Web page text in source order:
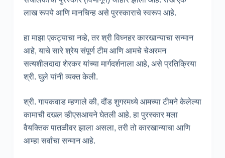
लाख रूपये आणि मानचिन्ह असे पुरस्काराचे स्वरूप आहे.
हा माझा एकट्याचा नव्हे, तर श्री विघ्नहर कारखान्याचा सन्मान
आहे, याचे सारे श्रेय संपूर्ण टीम आणि आमचे चेअरमन
सत्यशीलदादा शेरकर यांच्या मार्गदर्शनाला आहे, असे प्रतिक्रिया
श्री. घुले यांनी व्यक्त केली.
श्री. गायकवाड म्हणाले की, दौंड शुगरमध्ये आमच्या टीमने केलेल्या
कामाची दखल व्हीएसआयने घेतली आहे. हा पुरस्कार मला
वैयक्तिक पातळीवर झाला असला, तरी तो कारखान्याचा आणि
आम्हा सर्वांचा सन्मान आहे.